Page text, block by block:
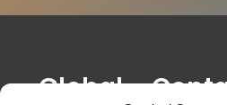
Global